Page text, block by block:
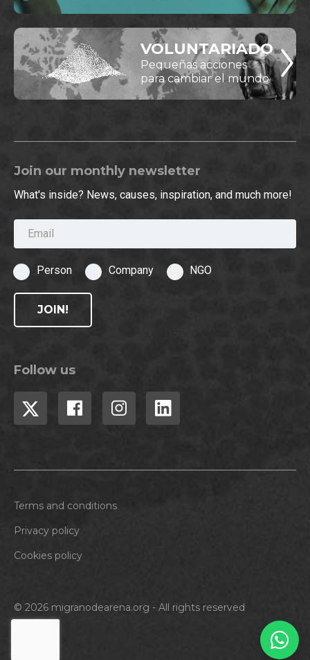
VOLUNTARIADO
Pequeñas acciones
para cambiar el mundo
Join our monthly newsletter
What's inside? News, causes, inspiration, and much more!
Email
Person Company NGO
JOIN!
Follow us
© 2026 migranodearena.org - All rights reserved
Terms and conditions
Privacy policy
Cookies policy